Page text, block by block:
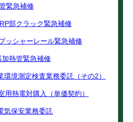
緊急補修
部クラック緊急補修
ッシャーレール緊急補修
熱管緊急補修
環境測定検査業務委託（その2）
用熱電対購入（単価契約）
気保安業務委託